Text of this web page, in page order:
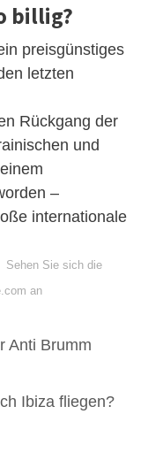
billig?
preisgünstiges
letzten
Rückgang der
und
–
internationale
Sehen Sie sich die
an
Anti Brumm
Ibiza fliegen?